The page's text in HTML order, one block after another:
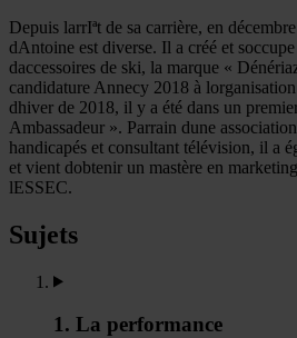
Depuis larrIªt de sa carrière, en
dAntoine est diverse. Il a créé et
daccessoires de ski, la marque «
candidature Annecy 2018 à
dhiver de 2018, il y a été dans un
Ambassadeur ». Parrain dune
handicapés et consultant télévision, il a
et vient dobtenir un mastère en
lESSEC.
Sujets
1. La performance